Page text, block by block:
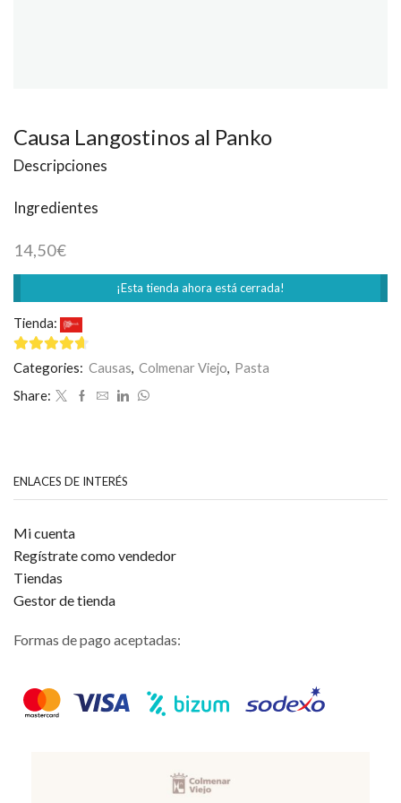
Causa Langostinos al Panko
Descripciones
Ingredientes
14,50€
¡Esta tienda ahora está cerrada!
Tienda:
4.5de 5
Categories: Causas Colmenar Viejo Pasta
Share:
ENLACES DE INTERÉS
Mi cuenta
Regístrate como vendedor
Tiendas
Gestor de tienda
Formas de pago aceptadas: